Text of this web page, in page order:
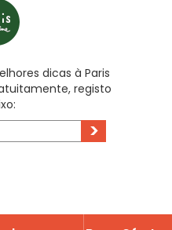
dicas à Paris
registo
>